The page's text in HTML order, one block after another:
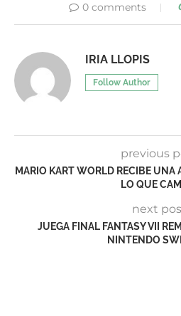
0 comments
IRIA LLOPIS
Follow Author
previous
MARIO KART WORLD RECIBE
LO QUE
next
JUEGA FINAL FANTASY VII
NINTENDO